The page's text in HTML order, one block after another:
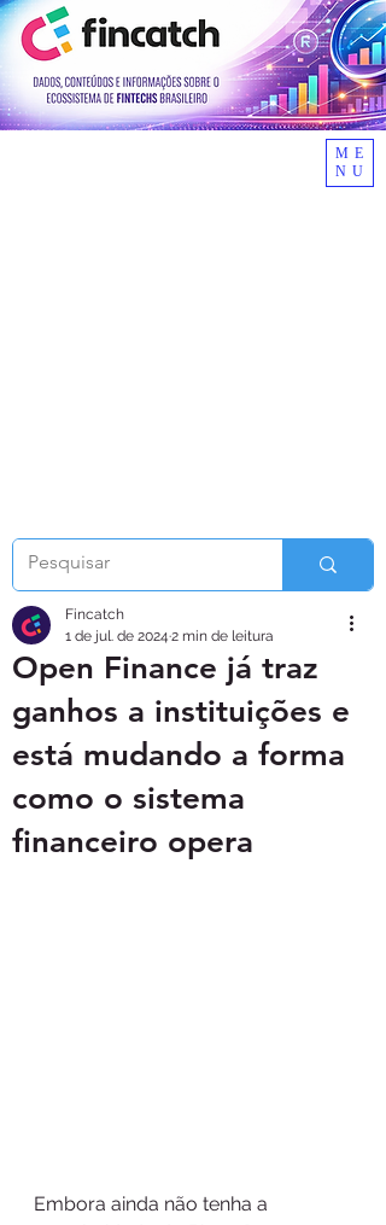
ME
NU
Open Finance já traz
ganhos a instituições e
está mudando a forma
como o sistema
financeiro opera
Fincatch
1 de jul. de 2024 2 min de leitura
Embora ainda não tenha a